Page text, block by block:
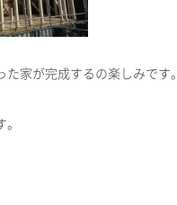
家が完成するの楽しみです。